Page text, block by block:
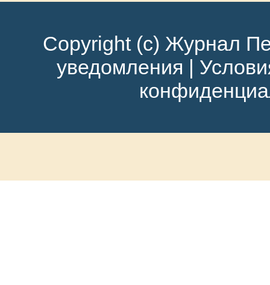
Copyright (c) Журнал
уведомления |